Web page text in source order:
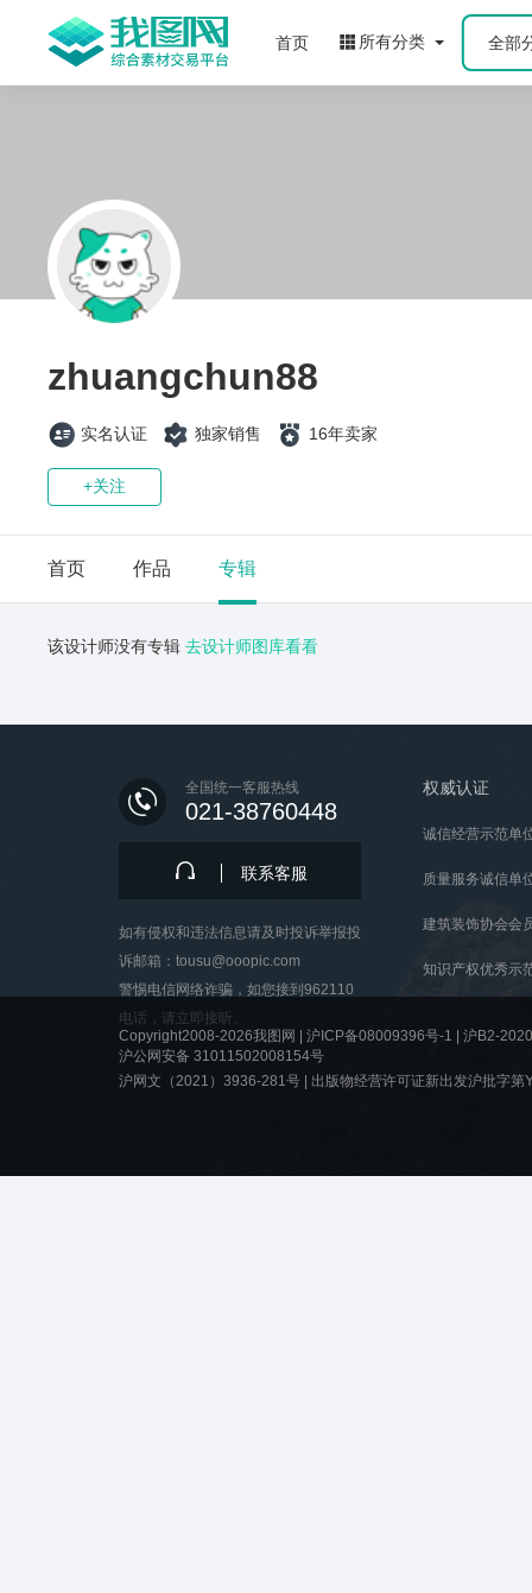
首页 所有分类 全部
zhuangchun88
实名认证 独家销售 16年卖家
+关注
首页 作品 专辑
该设计师没有专辑 去设计师图库看看
全国统一客服热线
021-38760448
联系客服
如有侵权和违法信息请及时投诉举报投
诉邮箱：tousu@ooopic.com
警惕电信网络诈骗，如您接到962110
电话，请立即接听。
权威认证
诚信经营示范单
质量服务诚信单
建筑装饰协会会
知识产权优秀示
Copyright2008-2026我图网 | 沪ICP备08009396号-1
沪B2-
沪公网安备 31011502008154号
沪网文（2021）3936-281号 | 出版物经营许可证新出发沪批字第